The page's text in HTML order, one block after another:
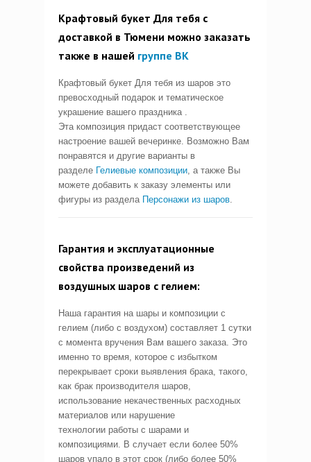
Крафтовый букет Для тебя с
доставкой в Тюмени можно заказать
также в нашей группе ВК
Крафтовый букет Для тебя из шаров это
превосходный подарок и тематическое
украшение вашего праздника .
Эта композиция придаст соответствующее
настроение вашей вечеринке. Возможно Вам
понравятся и другие варианты в
разделе Гелиевые композиции, а также Вы
можете добавить к заказу элементы или
фигуры из раздела Персонажи из шаров.
Гарантия и эксплуатационные
свойства произведений из
воздушных шаров с гелием:
Наша гарантия на шары и композиции с
гелием (либо с воздухом) составляет 1 сутки
с момента вручения Вам вашего заказа. Это
именно то время, которое с избытком
перекрывает сроки выявления брака, такого,
как брак производителя шаров,
использование некачественных расходных
материалов или нарушение
технологии работы с шарами и
композициями. В случает если более 50%
шаров упало в этот срок (либо более 50%